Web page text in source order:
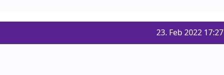
23. Feb 2022 17:27